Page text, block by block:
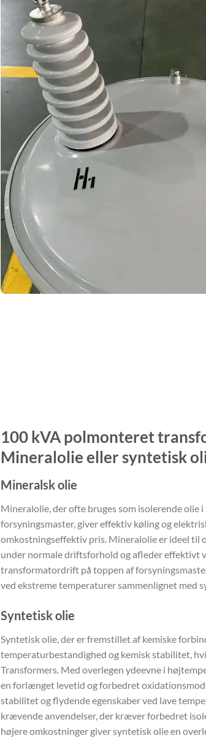
100 kVA polmonteret
Mineralolie eller syntetisk
Mineralsk olie
Mineralolie, der ofte bruges som isolerende olie
forsyningsmaster, giver effektiv køling og
omkostningseffektiv pris. Mineralolie er ideel til
under normale driftsforhold og afleder effektivt
transformatordrift på toppen af
ved ekstreme temperaturer sammenlignet med
Syntetisk olie
Syntetisk olie, der er fremstillet af kemiske
temperaturbestandighed og kemisk stabilitet,
Transformers. Med overlegen ydeevne i
en forlænget levetid og forbedret
stabilitet og flydende egenskaber ved lave
krævende anvendelser, der kræver forbedret
højere omkostninger giver syntetisk olie en